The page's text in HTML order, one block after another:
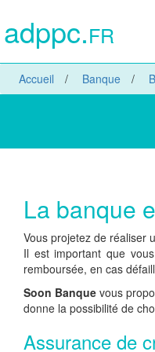
adppc.FR
Accueil Banque
La banque
Vous projetez de réaliser
Il est important que
remboursée, en cas
Soon Banque vous
donne la possibilité de
Assurance de